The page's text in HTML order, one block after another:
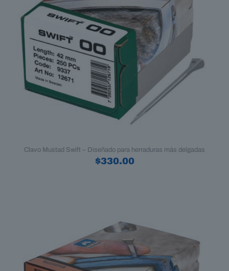
Clavo Mustad Swift – Diseñado para herraduras más delgadas
$330.00